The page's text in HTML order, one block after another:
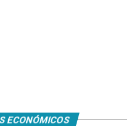
ECONÓMICOS